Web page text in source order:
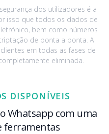
dos utilizadores é a
isso que todos os dados de
bem como números
de ponta a ponta. A
em todas as fases de
eliminada.
DISPONÍVEIS
Whatsapp com uma
ferramentas